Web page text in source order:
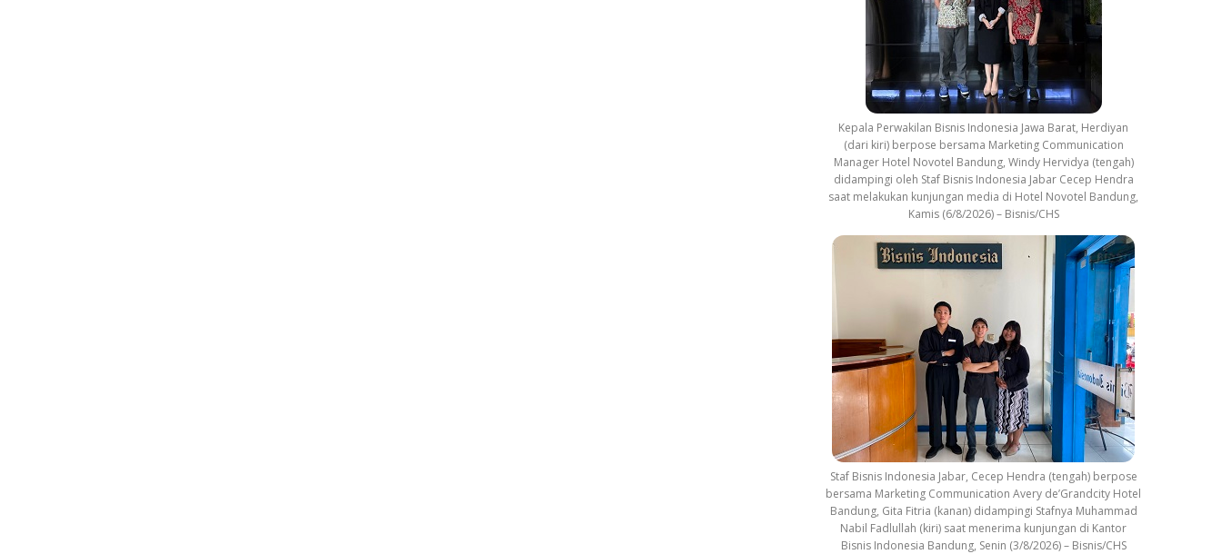
Kepala Perwakilan Bisnis Indonesia Jawa Barat, Herdiyan
(dari kiri) berpose bersama Marketing Communication
Manager Hotel Novotel Bandung, Windy Hervidya (tengah)
didampingi oleh Staf Bisnis Indonesia Jabar Cecep Hendra
saat melakukan kunjungan media di Hotel Novotel Bandung,
Kamis (6/8/2026) – Bisnis/CHS
Staf Bisnis Indonesia Jabar, Cecep Hendra (tengah) berpose
bersama Marketing Communication Avery de’Grandcity Hotel
Bandung, Gita Fitria (kanan) didampingi Stafnya Muhammad
Nabil Fadlullah (kiri) saat menerima kunjungan di Kantor
Bisnis Indonesia Bandung, Senin (3/8/2026) – Bisnis/CHS